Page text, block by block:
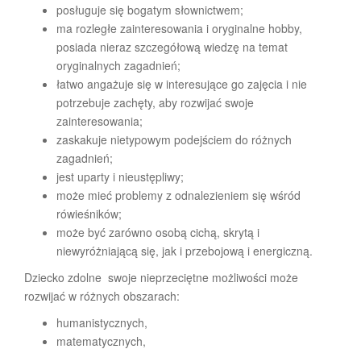
posługuje się bogatym słownictwem;
ma rozległe zainteresowania i oryginalne hobby,
posiada nieraz szczegółową wiedzę na temat
oryginalnych zagadnień;
łatwo angażuje się w interesujące go zajęcia i nie
potrzebuje zachęty, aby rozwijać swoje
zainteresowania;
zaskakuje nietypowym podejściem do różnych
zagadnień;
jest uparty i nieustępliwy;
może mieć problemy z odnalezieniem się wśród
rówieśników;
może być zarówno osobą cichą, skrytą i
niewyróżniającą się, jak i przebojową i energiczną.
Dziecko zdolne swoje nieprzeciętne możliwości może
rozwijać w różnych obszarach:
humanistycznych,
matematycznych,